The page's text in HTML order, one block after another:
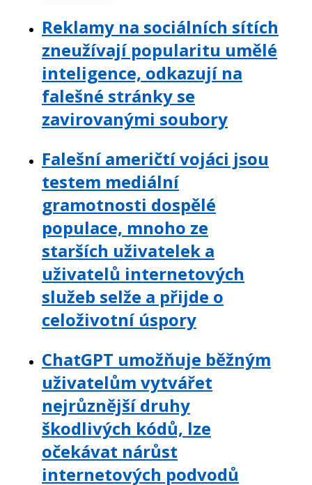
Reklamy na sociálních sítích
zneužívají popularitu umělé
inteligence, odkazují na
falešné stránky se
zavirovanými soubory
Falešní američtí vojáci jsou
testem mediální
gramotnosti dospělé
populace, mnoho ze
starších uživatelek a
uživatelů internetových
služeb selže a přijde o
celoživotní úspory
ChatGPT umožňuje běžným
uživatelům vytvářet
nejrůznější druhy
škodlivých kódů, lze
očekávat nárůst
internetových podvodů